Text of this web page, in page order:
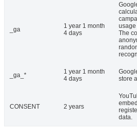
_ga
1 year 1 month
4 days
usage
The
_ga_*
1 year 1 month
4 days
store
CONSENT 2 years
data.